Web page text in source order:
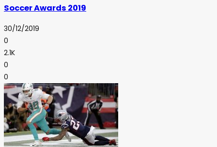
Soccer Awards 2019
30/12/2019
0
2.1K
0
0